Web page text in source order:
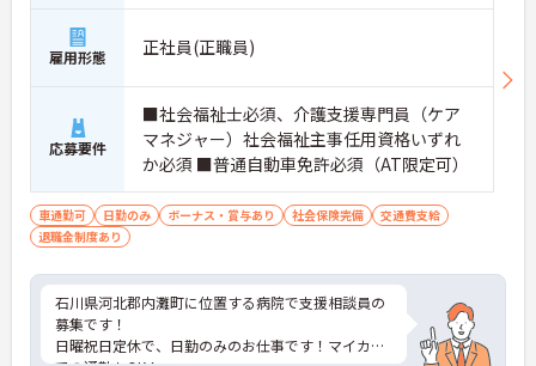
雇用形態 正社員(正職員)
応募要件
■社会福祉士必須、介護支援専門員（ケア
マネジャー）社会福祉主事任用資格いずれ
か必須 ■普通自動車免許必須（AT限定可）
車通勤可 日勤のみ ボーナス・賞与あり 社会保険完備
交通費支給
退職金制度あり
石川県河北郡内灘町に位置する病院で支援相談員の
募集です！
日曜祝日定休で、日勤のみのお仕事です！マイカー